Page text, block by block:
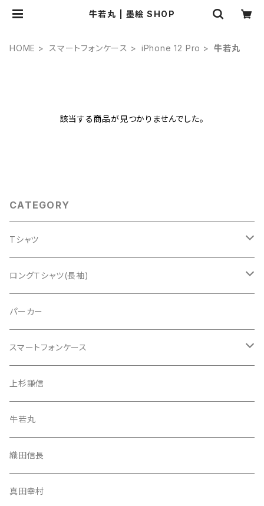
牛若丸 | 墨絵 SHOP
HOME スマートフォンケース iPhone 12 Pro 牛若丸
該当する商品が見つかりませんでした。
CATEGORY
Tシャツ
真田幸村
伊達政宗
織田信長
上杉謙信
牛若丸（源義経）
武蔵坊弁慶
ロングＴシャツ(長袖)
上杉謙信
牛若丸
織田信長
真田幸村
伊達政宗
武蔵坊弁慶
パーカー
スマートフォンケース
iPhone 13 Pro Max
iPhone 13 Pro
iPhone 13 mini
iPhone 13
上杉謙信
牛若丸
織田信長
真田幸村